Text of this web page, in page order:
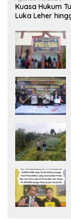
Kuasa Hukum
Luka Leher